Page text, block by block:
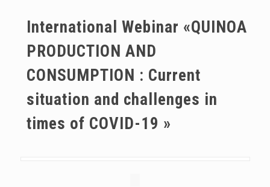
International Webinar «QUINOA
PRODUCTION AND
CONSUMPTION : Current
situation and challenges in
times of COVID-19 »